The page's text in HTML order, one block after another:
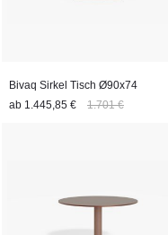
Bivaq Sirkel Tisch Ø90x74
ab 1.445,85 € 1.701 €